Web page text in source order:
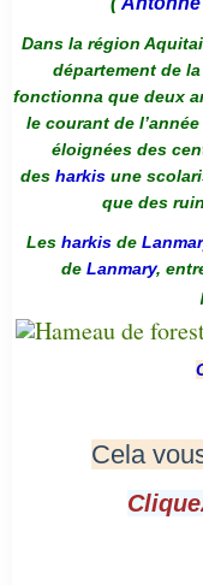
Dans la région
département de la
fonctionna que deux
le courant de
éloignées des
des harkis une
que des
Les harkis de
de Lanmary,
Cela